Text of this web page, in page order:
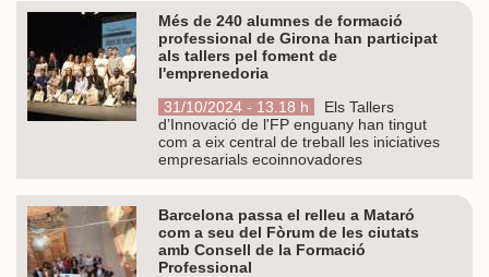
Més de 240 alumnes de formació
professional de Girona han participat
als tallers pel foment de
l'emprenedoria
31/10/2024 - 13.18 h
Els Tallers
d’Innovació de l'FP enguany han tingut
com a eix central de treball les iniciatives
empresarials ecoinnovadores
Barcelona passa el relleu a Mataró
com a seu del Fòrum de les ciutats
amb Consell de la Formació
Professional